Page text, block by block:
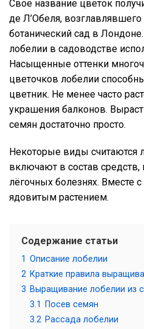
Своё название цветок
де Л’Обеля,
ботанический сад в
лобелии в садоводстве
Насыщенные оттенки
цветочков лобелии
цветник. Не менее часто
украшения балконов.
семян достаточно просто.
Некоторые виды считаются
включают в состав
лёгочных болезнях. Вместе
ядовитым растением.
Содержание статьи
1 Описание лобелии
2 Краткие правила
3 Выращивание лобелии из
3.1
Посев семян
3.2 Рассада лобелии